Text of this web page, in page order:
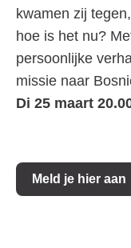
kwamen zij
hoe is het nu?
persoonlijke
missie naar
Di 25 maart
Meld je hier aan